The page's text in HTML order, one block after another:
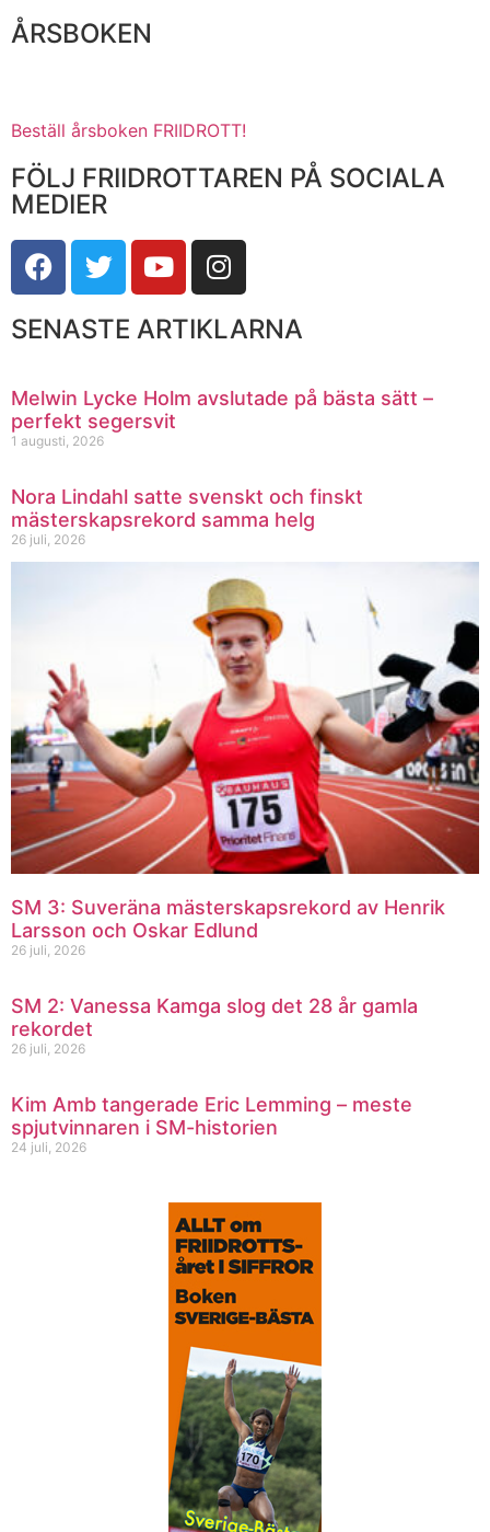
ÅRSBOKEN
Beställ årsboken FRIIDROTT!
FÖLJ FRIIDROTTAREN PÅ SOCIALA
MEDIER
SENASTE ARTIKLARNA
Melwin Lycke Holm avslutade på bästa sätt –
perfekt segersvit
1 augusti, 2026
Nora Lindahl satte svenskt och finskt
mästerskapsrekord samma helg
26 juli, 2026
SM 3: Suveräna mästerskapsrekord av Henrik
Larsson och Oskar Edlund
26 juli, 2026
SM 2: Vanessa Kamga slog det 28 år gamla
rekordet
26 juli, 2026
Kim Amb tangerade Eric Lemming – meste
spjutvinnaren i SM-historien
24 juli, 2026